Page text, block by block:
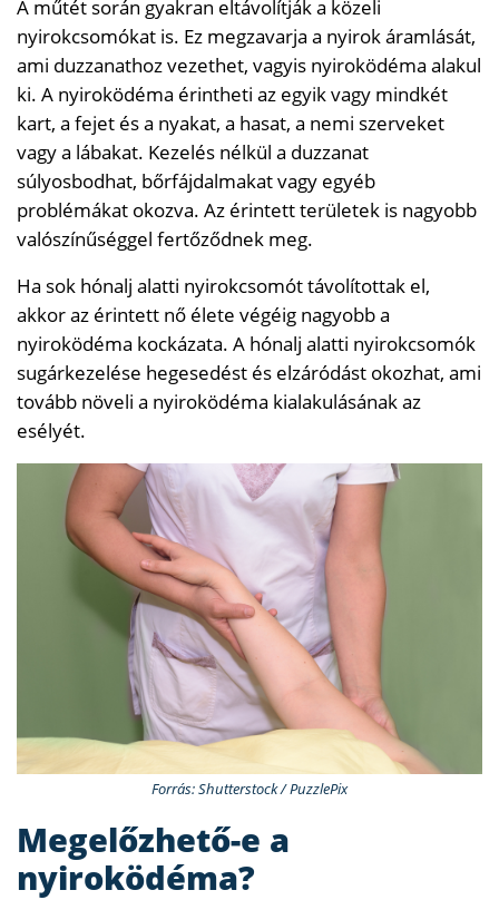
A műtét során gyakran eltávolítják a közeli
nyirokcsomókat is. Ez megzavarja a nyirok áramlását,
ami duzzanathoz vezethet, vagyis nyiroködéma alakul
ki. A nyiroködéma érintheti az egyik vagy mindkét
kart, a fejet és a nyakat, a hasat, a nemi szerveket
vagy a lábakat. Kezelés nélkül a duzzanat
súlyosbodhat, bőrfájdalmakat vagy egyéb
problémákat okozva. Az érintett területek is nagyobb
valószínűséggel fertőződnek meg.
Ha sok hónalj alatti nyirokcsomót távolítottak el,
akkor az érintett nő élete végéig nagyobb a
nyiroködéma kockázata. A hónalj alatti nyirokcsomók
sugárkezelése hegesedést és elzáródást okozhat, ami
tovább növeli a nyiroködéma kialakulásának az
esélyét.
Forrás: Shutterstock / PuzzlePix
Megelőzhető-e a
nyiroködéma?